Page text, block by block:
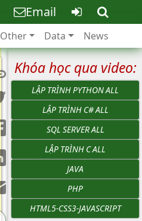
Email
Other Data News
Khóa học qua video:
LẬP TRÌNH PYTHON ALL
LẬP TRÌNH C# ALL
SQL SERVER ALL
LẬP TRÌNH C ALL
JAVA
PHP
HTML5-CSS3-JAVASCRIPT